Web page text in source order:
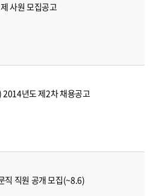
사원 모집공고
년도 제2차 채용공고
직 직원 공개 모집(~8.6)